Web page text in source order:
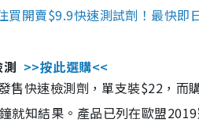
買開賣$9.9快速測試劑！最快即
>>按此選購<<
售快速檢測劑，單支裝$22，
就知結果。產品已列在歐盟